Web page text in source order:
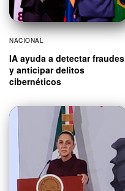
NACIONAL
IA ayuda a detectar fraudes
y anticipar delitos
cibernéticos